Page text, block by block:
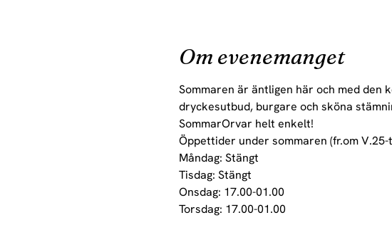
Om evenemanget
Sommaren är äntligen här och med den
dryckesutbud, burgare och sköna
SommarOrvar helt enkelt!
Öppettider under sommaren (fr.om V.25-
Måndag: Stängt
Tisdag: Stängt
Onsdag: 17.00-01.00
Torsdag: 17.00-01.00